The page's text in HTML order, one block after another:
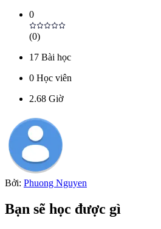
0
(0)
17 Bài học
0 Học viên
2.68 Giờ
Bởi: Phuong Nguyen
Bạn sẽ học được gì